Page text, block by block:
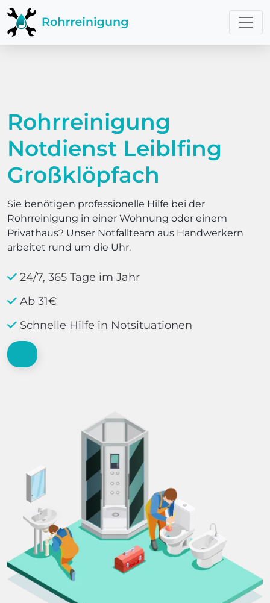
Rohrreinigung
Notdienst Leiblfing
Großklöpfach
Sie benötigen professionelle Hilfe bei der
Rohrreinigung in einer Wohnung oder einem
Privathaus? Unser Notfallteam aus Handwerkern
arbeitet rund um die Uhr.
24/7, 365 Tage im Jahr
Ab 31€
Schnelle Hilfe in Notsituationen